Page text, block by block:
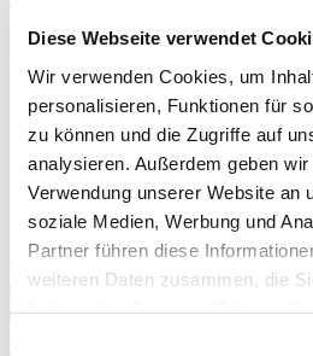
Diese Webseite verwendet
Wir verwenden Cookies, um
personalisieren, Funktionen für
zu können und die Zugriffe auf
analysieren. Außerdem geben
Verwendung unserer Website an
soziale Medien, Werbung und
Partner führen diese
weiteren Daten zusammen, die
№ 2343
№ 2343
Head of Process Engineering (m/w/d)
festanstellung
Leiten des Bereichs Process
Produktionsprozessen bei einem
Festanstellung
120.000 EUR
Medizintechnik
ab 01.09.2026